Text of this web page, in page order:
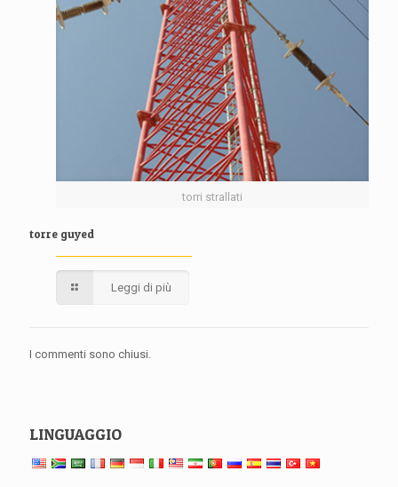
torri strallati
torre guyed
Leggi di più
I commenti sono chiusi.
LINGUAGGIO